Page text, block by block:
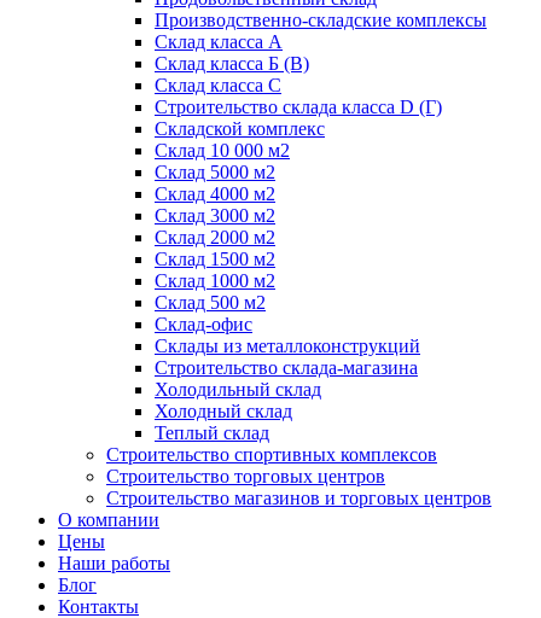
Производственно-складские комплексы
Склад класса А
Склад класса Б (B)
Склад класса С
Строительство склада класса D (Г)
Складской комплекс
Склад 10 000 м2
Склад 5000 м2
Склад 4000 м2
Склад 3000 м2
Склад 2000 м2
Склад 1500 м2
Склад 1000 м2
Склад 500 м2
Склад-офис
Склады из металлоконструкций
Строительство склада-магазина
Холодильный склад
Холодный склад
Теплый склад
Строительство спортивных комплексов
Строительство торговых центров
Строительство магазинов и торговых центров
О компании
Цены
Наши работы
Блог
Контакты